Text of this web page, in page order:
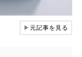
▶元記事を見る